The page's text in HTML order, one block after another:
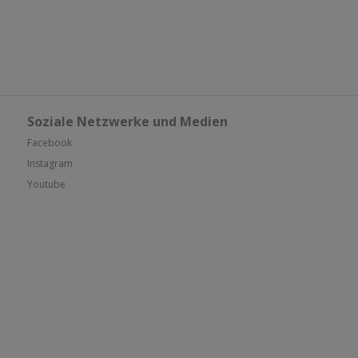
Soziale Netzwerke und Medien
Facebook
Instagram
Youtube